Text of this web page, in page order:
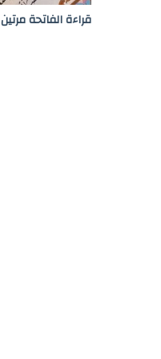
ع
قراءة الفاتحة مرتين